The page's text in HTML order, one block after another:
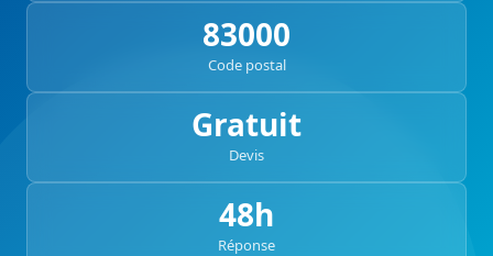
83000
Code postal
Gratuit
Devis
48h
Réponse